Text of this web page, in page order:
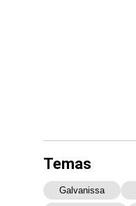
Temas
Galvanissa